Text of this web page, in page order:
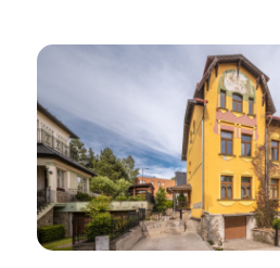
Kam vyrazit
CS EN